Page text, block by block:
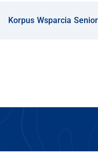
Korpus Wsparcia